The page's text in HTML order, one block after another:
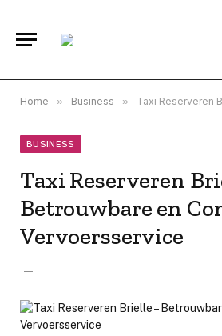
Home » Business » Taxi Reserveren Brielle –
BUSINESS
Taxi Reserveren
Betrouwbare en
Vervoersservice